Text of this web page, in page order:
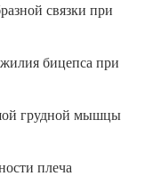
связки при
бицепса при
грудной мышцы
плеча